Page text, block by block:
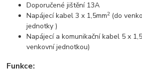
Doporučené jištění 13A
Napájecí kabel 3 x 1,5mm2 (do
jednotky )
Napájecí a komunikační kabel 5 x
venkovní jednotkou)
Funkce: